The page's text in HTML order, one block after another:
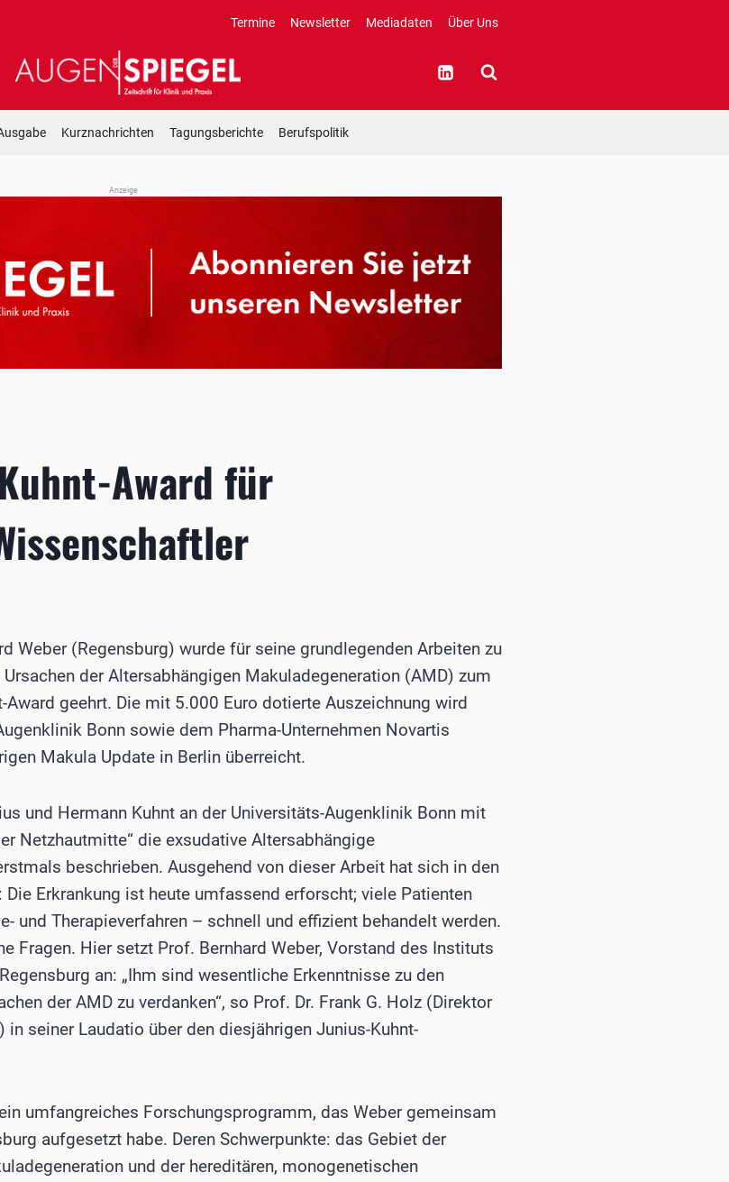
Termine Newsletter Mediadaten Über Uns
Kurznachrichten Tagungsberichte Berufspolitik
Anzeige
Award für
Weber (Regensburg) wurde für seine grundlegenden Arbeiten zu
der Altersabhängigen Makuladegeneration (AMD) zum
geehrt. Die mit 5.000 Euro dotierte Auszeichnung wird
Bonn sowie dem Pharma-Unternehmen Novartis
Makula Update in Berlin überreicht.
und Hermann Kuhnt an der Universitäts-Augenklinik Bonn mit
Netzhautmitte“ die exsudative Altersabhängige
beschrieben. Ausgehend von dieser Arbeit hat sich in den
Erkrankung ist heute umfassend erforscht; viele Patienten
und Therapieverfahren – schnell und effizient behandelt werden.
Fragen. Hier setzt Prof. Bernhard Weber, Vorstand des Instituts
an: „Ihm sind wesentliche Erkenntnisse zu den
der AMD zu verdanken“, so Prof. Dr. Frank G. Holz (Direktor
seiner Laudatio über den diesjährigen Junius-Kuhnt-
umfangreiches Forschungsprogramm, das Weber gemeinsam
aufgesetzt habe. Deren Schwerpunkte: das Gebiet der
und der hereditären, monogenetischen